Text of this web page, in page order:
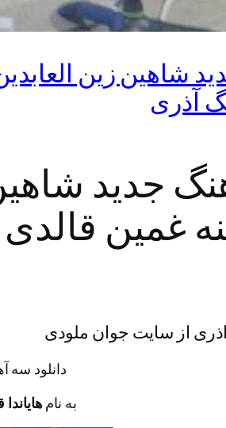
شاهین زین
آذری
جدید شاهین
غمین
از سایت جوان ملودی
دانلود سه
به نام